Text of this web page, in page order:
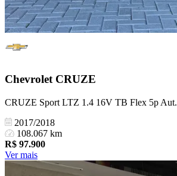
Chevrolet CRUZE
CRUZE Sport LTZ 1.4 16V TB Flex 5p Aut.
2017/2018
108.067 km
R$ 97.900
Ver mais